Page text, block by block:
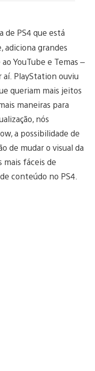
de PS4 que está
adiciona grandes
YouTube e Temas –
aí. PlayStation ouviu
queriam mais jeitos
maneiras para
nós
a possibilidade de
de mudar o visual da
mais fáceis de
conteúdo no PS4.